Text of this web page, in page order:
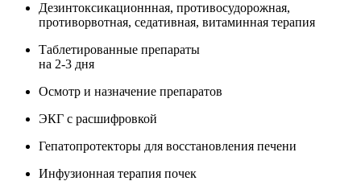
Дезинтоксикационнная, противосудорожная,
противорвотная, седативная, витаминная терапия
Таблетированные препараты
на 2-3 дня
Осмотр и назначение препаратов
ЭКГ с расшифровкой
Гепатопротекторы для восстановления печени
Инфузионная терапия почек